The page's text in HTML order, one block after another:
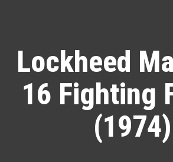
Lockheed
16 Fighting
(1974)